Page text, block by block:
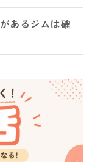
あるジムは確